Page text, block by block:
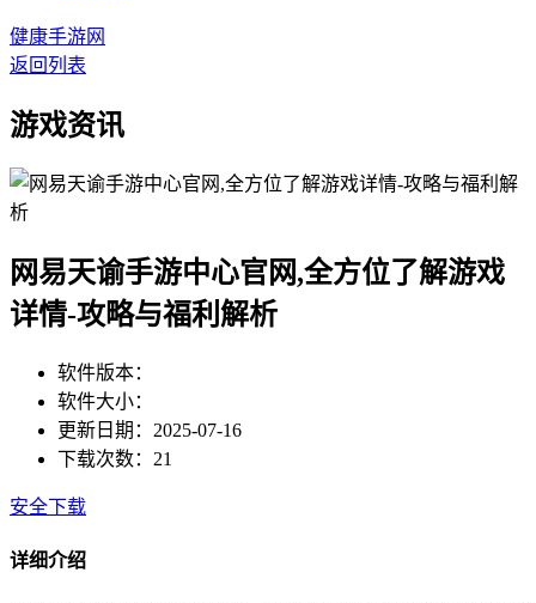
健康手游网
返回列表
游戏资讯
网易天谕手游中心官网,全方位了解游戏
详情-攻略与福利解析
软件版本：
软件大小：
更新日期：2025-07-16
下载次数：21
安全下载
详细介绍